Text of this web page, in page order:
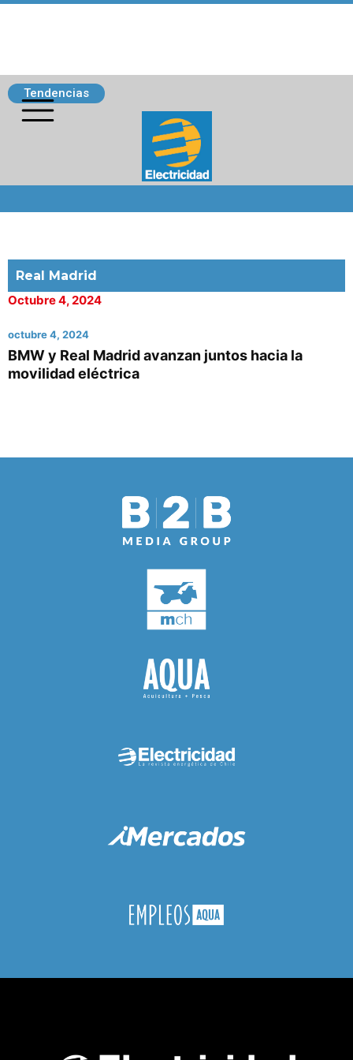
Tendencias
Real Madrid
Octubre 4, 2024
octubre 4, 2024
BMW y Real Madrid avanzan juntos hacia la
movilidad eléctrica